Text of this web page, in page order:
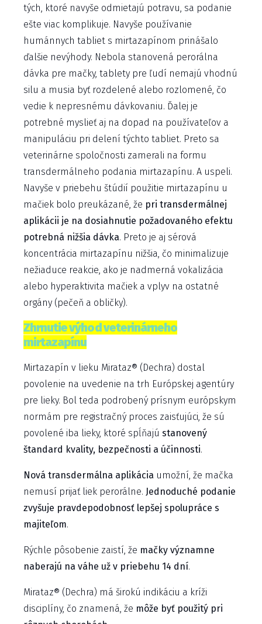
tých, ktoré navyše odmietajú potravu, sa podanie
ešte viac komplikuje. Navyše používanie
humánnych tabliet s mirtazapínom prinášalo
ďalšie nevýhody. Nebola stanovená perorálna
dávka pre mačky, tablety pre ľudí nemajú vhodnú
silu a musia byť rozdelené alebo rozlomené, čo
vedie k nepresnému dávkovaniu. Ďalej je
potrebné myslieť aj na dopad na používateľov a
manipuláciu pri delení týchto tabliet. Preto sa
veterinárne spoločnosti zamerali na formu
transdermálneho podania mirtazapínu. A uspeli.
Navyše v priebehu štúdií použitie mirtazapínu u
mačiek bolo preukázané, že pri transdermálnej
aplikácii je na dosiahnutie požadovaného efektu
potrebná nižšia dávka. Preto je aj sérová
koncentrácia mirtazapínu nižšia, čo minimalizuje
nežiaduce reakcie, ako je nadmerná vokalizácia
alebo hyperaktivita mačiek a vplyv na ostatné
orgány (pečeň a obličky).
Zhrnutie výhod veterinárneho
mirtazapínu
Mirtazapín v lieku Mirataz® (Dechra) dostal
povolenie na uvedenie na trh Európskej agentúry
pre lieky. Bol teda podrobený prísnym európskym
normám pre registračný proces zaisťujúci, že sú
povolené iba lieky, ktoré spĺňajú stanovený
štandard kvality, bezpečnosti a účinnosti.
Nová transdermálna aplikácia umožní, že mačka
nemusí prijať liek perorálne. Jednoduché podanie
zvyšuje pravdepodobnosť lepšej spolupráce s
majiteľom.
Rýchle pôsobenie zaistí, že mačky významne
naberajú na váhe už v priebehu 14 dní.
Mirataz® (Dechra) má širokú indikáciu a kríži
disciplíny, čo znamená, že môže byť použitý pri